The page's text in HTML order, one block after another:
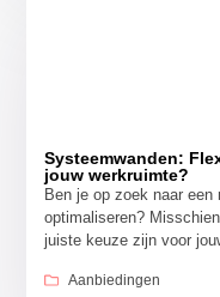
Systeemwanden:
jouw werkruimte?
Ben je op zoek naar
optimaliseren?
juiste keuze zijn voor
Aanbiedingen